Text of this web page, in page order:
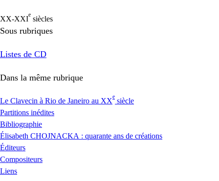
XX-XXI
e
siècles
Sous rubriques
Listes de CD
Dans la même rubrique
Le Clavecin à Rio de Janeiro au XX
e
siècle
Partitions inédites
Bibliographie
Élisabeth CHOJNACKA : quarante ans de créations
Éditeurs
Compositeurs
Liens